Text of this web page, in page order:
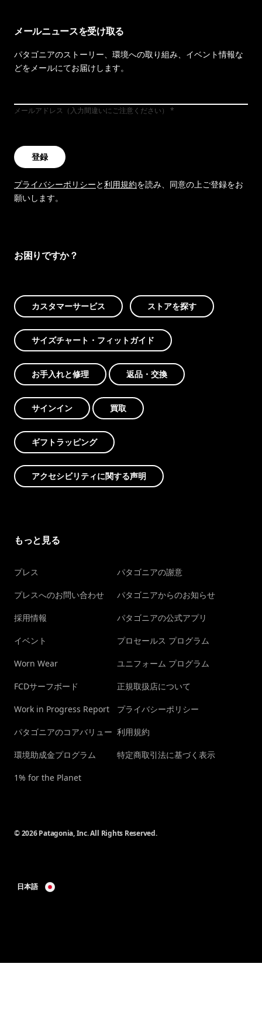
メールニュースを受け取る
パタゴニアのストーリー、環境への取り組み、イベント情報な
どをメールにてお届けします。
メールアドレス（入力間違いにご注意ください）
登録
プライバシーポリシーと利用規約を読み、同意の上ご登録をお
願いします。
お困りですか？
カスタマーサービス ストアを探す
サイズチャート・フィットガイド
お手入れと修理 返品・交換
サインイン 買取
ギフトラッピング
アクセシビリティに関する声明
もっと見る
プレス
プレスへのお問い合わせ
採用情報
イベント
Worn Wear
FCDサーフボード
Work in Progress Report
パタゴニアのコアバリュー
環境助成金プログラム
1% for the Planet
パタゴニアの謝意
パタゴニアからのお知らせ
パタゴニアの公式アプリ
プロセールス プログラム
ユニフォーム プログラム
正規取扱店について
プライバシーポリシー
利用規約
特定商取引法に基づく表示
© 2026 Patagonia, Inc. All Rights Reserved.
日本語